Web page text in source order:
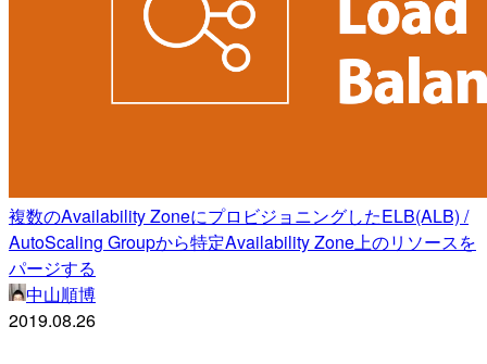
複数のAvailability ZoneにプロビジョニングしたELB(ALB) /
AutoScaling Groupから特定Availability Zone上のリソースを
パージする
中山順博
2019.08.26